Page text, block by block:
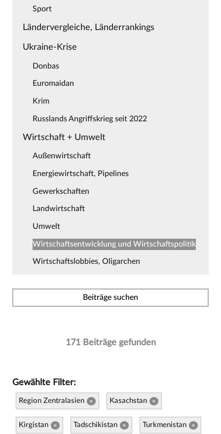
Sport
Ländervergleiche, Länderrankings
Ukraine-Krise
Donbas
Euromaidan
Krim
Russlands Angriffskrieg seit 2022
Wirtschaft + Umwelt
Außenwirtschaft
Energiewirtschaft, Pipelines
Gewerkschaften
Landwirtschaft
Umwelt
Wirtschaftsentwicklung und Wirtschaftspolitik
Wirtschaftslobbies, Oligarchen
Beiträge suchen
171 Beiträge gefunden
Gewählte Filter:
Region Zentralasien × Kasachstan ×
Kirgistan × Tadschikistan × Turkmenistan ×